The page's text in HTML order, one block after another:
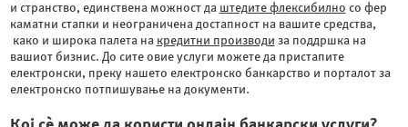
и странство, единствена можност да штедите флексибилно со фер
каматни стапки и неограничена достапност на вашите средства,
како и широка палета на кредитни производи за поддршка на
вашиот бизнис. До сите овие услуги можете да пристапите
електронски, преку нашето електронско банкарство и порталот за
електронско потпишување на документи.